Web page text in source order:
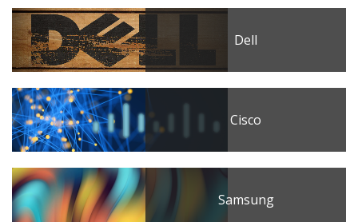
Dell
Cisco
Samsung